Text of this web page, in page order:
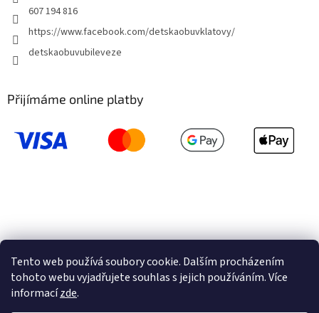
Tento web používá soubory cookie. Dalším procházením
tohoto webu vyjadřujete souhlas s jejich používáním. Více
informacízde.
607 194 816
https://www.facebook.com/detskaobuvklatovy/
detskaobuvubileveze
Přijímáme online platby